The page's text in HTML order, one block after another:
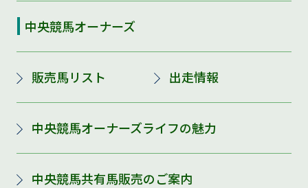
中央競馬オーナーズ
販売馬リスト 出走情報
中央競馬オーナーズライフの魅力
中央競馬共有馬販売のご案内